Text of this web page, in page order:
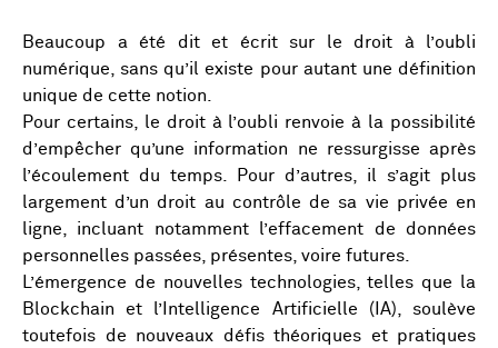
Beaucoup a été dit et écrit sur le droit à l’oubli
numérique, sans qu’il existe pour autant une définition
unique de cette notion.
Pour certains, le droit à l’oubli renvoie à la possibilité
d’empêcher qu’une information ne ressurgisse après
l’écoulement du temps. Pour d’autres, il s’agit plus
largement d’un droit au contrôle de sa vie privée en
ligne, incluant notamment l’effacement de données
personnelles passées, présentes, voire futures.
L’émergence de nouvelles technologies, telles que la
Blockchain et l’Intelligence Artificielle (IA), soulève
toutefois de nouveaux défis théoriques et pratiques